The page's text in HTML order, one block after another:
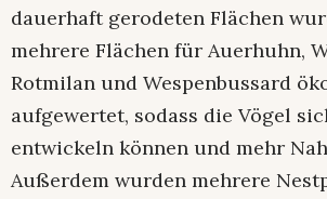
dauerhaft gerodeten Flächen
mehrere Flächen für Auerhuhn,
Rotmilan und Wespenbussard
aufgewertet, sodass die Vögel
entwickeln können und mehr
Außerdem wurden mehrere